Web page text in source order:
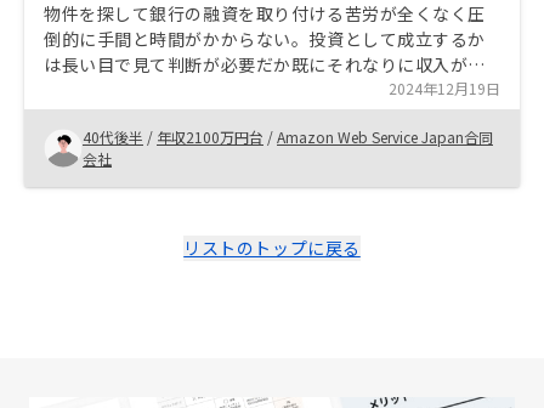
物件を探して銀行の融資を取り付ける苦労が全くなく圧
倒的に手間と時間がかからない。投資として成立するか
は長い目で見て判断が必要だか既にそれなりに収入があ
る人にはやる意味は相当あると感じた。このまま次の物
件の検討に進む可能性は高い。
2024年12月19日
40代後半 / 年収2100万円台 /Amazon Web Service Japan合同
会社
リストのトップに戻る